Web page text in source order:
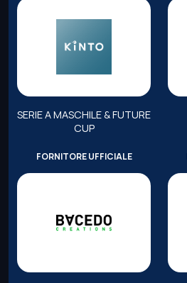
SERIE A MASCHILE & FUTURE
CUP
FORNITORE UFFICIALE